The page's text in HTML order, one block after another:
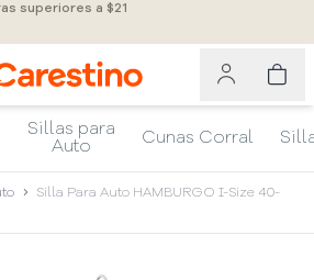
superiores a $21
Sillas para
Auto
Cunas Corral
Silla Para Auto HAMBURGO I-Size 40-